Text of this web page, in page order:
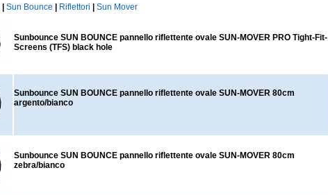
Sun Bounce Riflettori Sun Mover
Sunbounce SUN BOUNCE pannello riflettente ovale SUN-MOVER PRO Tight-Fit-
Screens (TFS) black hole
Sunbounce SUN BOUNCE pannello riflettente ovale SUN-MOVER 80cm
argento/bianco
Sunbounce SUN BOUNCE pannello riflettente ovale SUN-MOVER 80cm
zebra/bianco